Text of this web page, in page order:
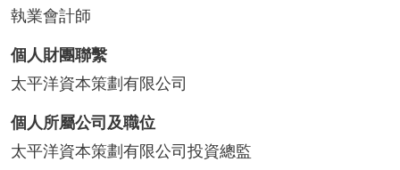
執業會計師
個人財團聯繫
太平洋資本策劃有限公司
個人所屬公司及職位
太平洋資本策劃有限公司投資總監